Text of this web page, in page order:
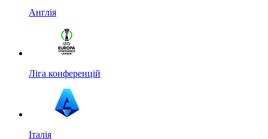
Англія
Ліга конференцій
Італія